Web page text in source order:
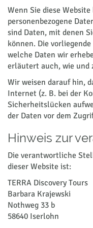
Wenn Sie diese
personenbezogene
sind Daten, mit denen
können. Die
welche Daten wir
erläutert auch, wie und
Wir weisen darauf hin,
Internet (z. B. bei der
Sicherheitslücken
der Daten vor dem
Hinweis zur
Die verantwortliche
dieser Website ist:
TERRA Discovery Tours
Barbara Krajewski
Nothweg 33 b
58640 Iserlohn